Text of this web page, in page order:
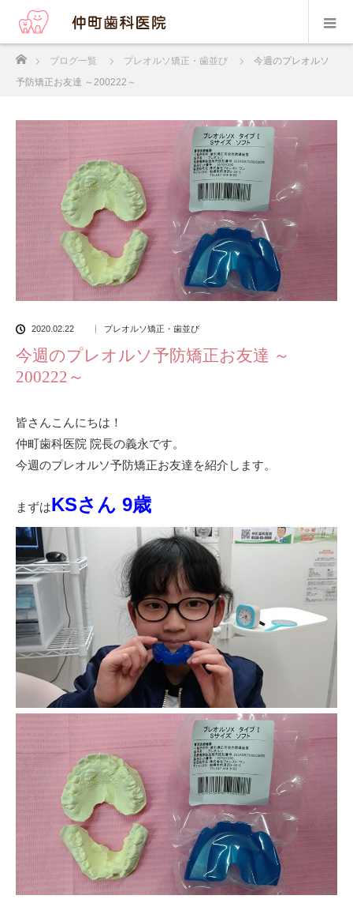
ブログ一覧 プレオルソ矯正・歯並び
今週のプレオルソ
予防矯正お友達 ～200222～
2020.02.22 プレオルソ矯正・歯並び
今週のプレオルソ予防矯正お友達 ～
200222～
皆さんこんにちは！
仲町歯科医院 院長の義永です。
今週のプレオルソ予防矯正お友達を紹介します。
まずはKSさん 9歳